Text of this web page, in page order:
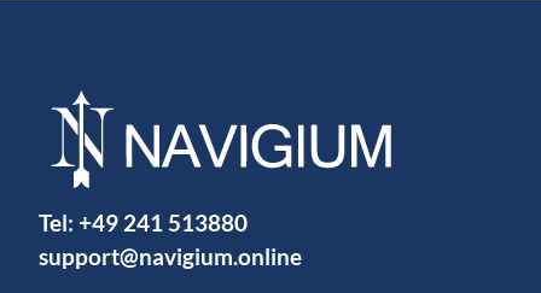
Tel: +49 241 513880
support@navigium.online